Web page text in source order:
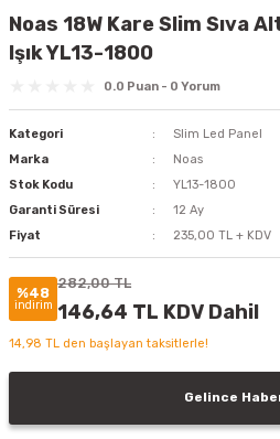
Noas 18W Kare Slim Sıva
Işık YL13-1800
0.0 Puan - 0 Yorum
Kategori
Slim Led Panel
Marka
Noas
Stok Kodu
YL13-1800
Garanti Süresi
12 Ay
Fiyat
235,00 TL + KDV
%48
indirim
282,00 TL
146,64 TL KDV Dahil
14,98 TL den başlayan taksitlerle!
Gelince